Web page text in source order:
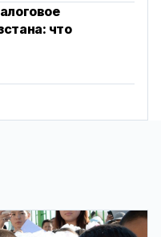
что